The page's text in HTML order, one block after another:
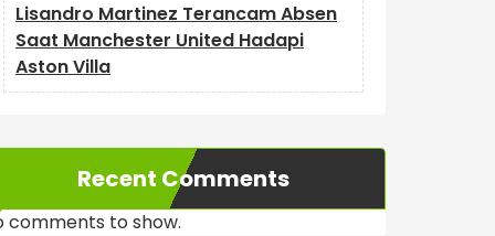
Lisandro Martinez Terancam Absen
Saat Manchester United Hadapi
Aston Villa
Recent Comments
comments to show.